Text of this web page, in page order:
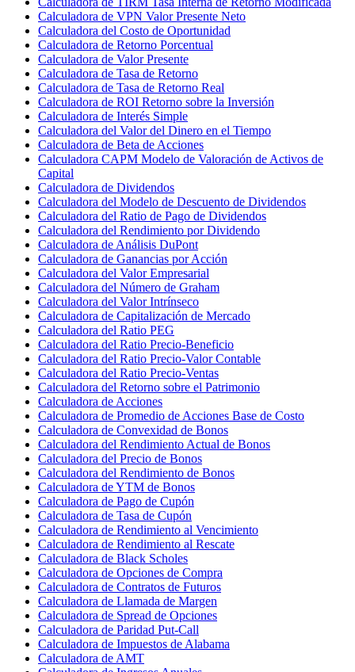
Calculadora de VPN Valor Presente Neto
Calculadora del Costo de Oportunidad
Calculadora de Retorno Porcentual
Calculadora de Valor Presente
Calculadora de Tasa de Retorno
Calculadora de Tasa de Retorno Real
Calculadora de ROI Retorno sobre la Inversión
Calculadora de Interés Simple
Calculadora del Valor del Dinero en el Tiempo
Calculadora de Beta de Acciones
Calculadora CAPM Modelo de Valoración de Activos de
Capital
Calculadora de Dividendos
Calculadora del Modelo de Descuento de Dividendos
Calculadora del Ratio de Pago de Dividendos
Calculadora del Rendimiento por Dividendo
Calculadora de Análisis DuPont
Calculadora de Ganancias por Acción
Calculadora del Valor Empresarial
Calculadora del Número de Graham
Calculadora del Valor Intrínseco
Calculadora de Capitalización de Mercado
Calculadora del Ratio PEG
Calculadora del Ratio Precio-Beneficio
Calculadora del Ratio Precio-Valor Contable
Calculadora del Ratio Precio-Ventas
Calculadora del Retorno sobre el Patrimonio
Calculadora de Acciones
Calculadora de Promedio de Acciones Base de Costo
Calculadora de Convexidad de Bonos
Calculadora del Rendimiento Actual de Bonos
Calculadora del Precio de Bonos
Calculadora del Rendimiento de Bonos
Calculadora de YTM de Bonos
Calculadora de Pago de Cupón
Calculadora de Tasa de Cupón
Calculadora de Rendimiento al Vencimiento
Calculadora de Rendimiento al Rescate
Calculadora de Black Scholes
Calculadora de Opciones de Compra
Calculadora de Contratos de Futuros
Calculadora de Llamada de Margen
Calculadora de Spread de Opciones
Calculadora de Paridad Put-Call
Calculadora de Impuestos de Alabama
Calculadora de AMT